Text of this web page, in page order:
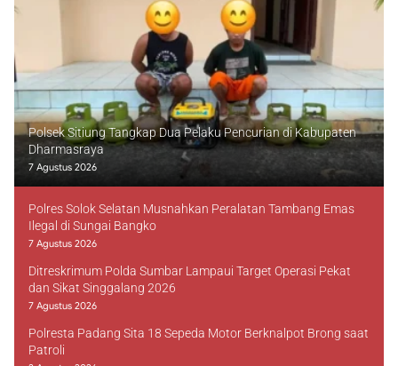
Polsek Sitiung Tangkap Dua Pelaku Pencurian di Kabupaten
Dharmasraya
7 Agustus 2026
Polres Solok Selatan Musnahkan Peralatan Tambang Emas
Ilegal di Sungai Bangko
7 Agustus 2026
Ditreskrimum Polda Sumbar Lampaui Target Operasi Pekat
dan Sikat Singgalang 2026
7 Agustus 2026
Polresta Padang Sita 18 Sepeda Motor Berknalpot Brong saat
Patroli